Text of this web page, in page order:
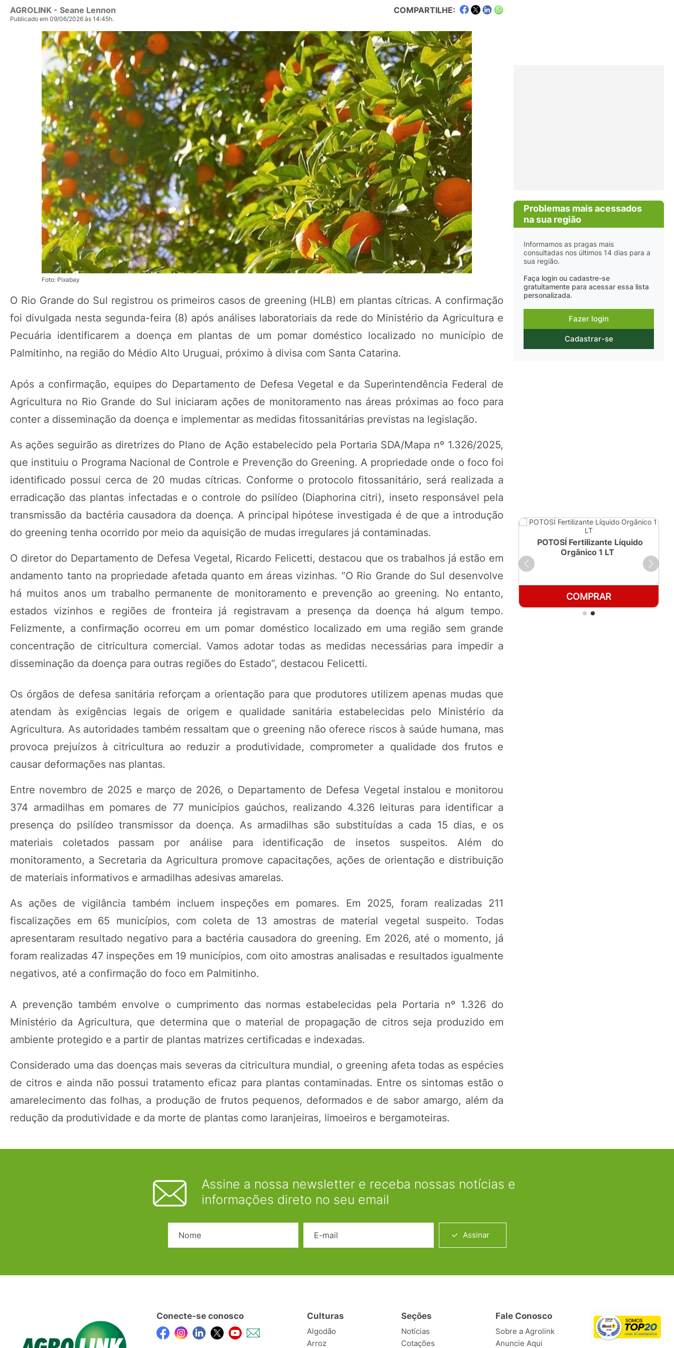
AGROLINK - Seane Lennon
Publicado em 09/06/2026 às 14:45h.
COMPARTILHE:
Foto: Pixabay
O Rio Grande do Sul registrou os primeiros casos de greening (HLB) em plantas cítricas. A confirmação
foi divulgada nesta segunda-feira (8) após análises laboratoriais da rede do Ministério da Agricultura e
Pecuária identificarem a doença em plantas de um pomar doméstico localizado no município de
Palmitinho, na região do Médio Alto Uruguai, próximo à divisa com Santa Catarina.
Após a confirmação, equipes do Departamento de Defesa Vegetal e da Superintendência Federal de
Agricultura no Rio Grande do Sul iniciaram ações de monitoramento nas áreas próximas ao foco para
conter a disseminação da doença e implementar as medidas fitossanitárias previstas na legislação.
As ações seguirão as diretrizes do Plano de Ação estabelecido pela Portaria SDA/Mapa nº 1.326/2025,
que instituiu o Programa Nacional de Controle e Prevenção do Greening. A propriedade onde o foco foi
identificado possui cerca de 20 mudas cítricas. Conforme o protocolo fitossanitário, será realizada a
erradicação das plantas infectadas e o controle do psilídeo (Diaphorina citri), inseto responsável pela
transmissão da bactéria causadora da doença. A principal hipótese investigada é de que a introdução
do greening tenha ocorrido por meio da aquisição de mudas irregulares já contaminadas.
O diretor do Departamento de Defesa Vegetal, Ricardo Felicetti, destacou que os trabalhos já estão em
andamento tanto na propriedade afetada quanto em áreas vizinhas. “O Rio Grande do Sul desenvolve
há muitos anos um trabalho permanente de monitoramento e prevenção ao greening. No entanto,
estados vizinhos e regiões de fronteira já registravam a presença da doença há algum tempo.
Felizmente, a confirmação ocorreu em um pomar doméstico localizado em uma região sem grande
concentração de citricultura comercial. Vamos adotar todas as medidas necessárias para impedir a
disseminação da doença para outras regiões do Estado”, destacou Felicetti.
Os órgãos de defesa sanitária reforçam a orientação para que produtores utilizem apenas mudas que
atendam às exigências legais de origem e qualidade sanitária estabelecidas pelo Ministério da
Agricultura. As autoridades também ressaltam que o greening não oferece riscos à saúde humana, mas
provoca prejuízos à citricultura ao reduzir a produtividade, comprometer a qualidade dos frutos e
causar deformações nas plantas.
Entre novembro de 2025 e março de 2026, o Departamento de Defesa Vegetal instalou e monitorou
374 armadilhas em pomares de 77 municípios gaúchos, realizando 4.326 leituras para identificar a
presença do psilídeo transmissor da doença. As armadilhas são substituídas a cada 15 dias, e os
materiais coletados passam por análise para identificação de insetos suspeitos. Além do
monitoramento, a Secretaria da Agricultura promove capacitações, ações de orientação e distribuição
de materiais informativos e armadilhas adesivas amarelas.
As ações de vigilância também incluem inspeções em pomares. Em 2025, foram realizadas 211
fiscalizações em 65 municípios, com coleta de 13 amostras de material vegetal suspeito. Todas
apresentaram resultado negativo para a bactéria causadora do greening. Em 2026, até o momento, já
foram realizadas 47 inspeções em 19 municípios, com oito amostras analisadas e resultados igualmente
negativos, até a confirmação do foco em Palmitinho.
A prevenção também envolve o cumprimento das normas estabelecidas pela Portaria nº 1.326 do
Ministério da Agricultura, que determina que o material de propagação de citros seja produzido em
ambiente protegido e a partir de plantas matrizes certificadas e indexadas.
Considerado uma das doenças mais severas da citricultura mundial, o greening afeta todas as espécies
de citros e ainda não possui tratamento eficaz para plantas contaminadas. Entre os sintomas estão o
amarelecimento das folhas, a produção de frutos pequenos, deformados e de sabor amargo, além da
redução da produtividade e da morte de plantas como laranjeiras, limoeiros e bergamoteiras.
Problemas mais acessados
na sua região
Informamos as pragas mais
consultadas nos últimos 14 dias para a
sua região.
Faça login ou cadastre-se
gratuitamente para acessar essa lista
personalizada.
Fazer login
Cadastrar-se
Orgânico 250ml
COMPRAR
POTOSÍ Fertilizante Líquido
Orgânico 1 LT
COMPRAR
Assine a nossa newsletter e receba nossas notícias e
informações direto no seu email
Assinar
Conecte-se conosco Culturas
Algodão
Arroz
Seções
Notícias
Cotações
Fale Conosco
Sobre a Agrolink
Anuncie Aqui